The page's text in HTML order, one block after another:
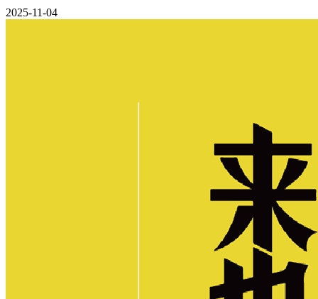
2025-11-04